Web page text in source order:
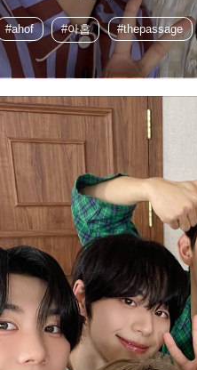
#ahof #아홉 #thepassage